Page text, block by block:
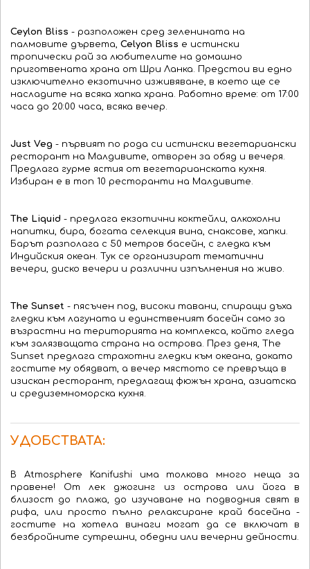
Ceylon Bliss - разположен сред зеленината на
палмовите дървета, Celyon Bliss е истински
тропически рай за любителите на домашно
приготвената храна от Шри Ланка. Предстои ви едно
изключително екзотично изживяване, в което ще се
насладите на всяка хапка храна. Работно време: от 17:00
часа до 20:00 часа, всяка вечер.
Just Veg - първият по рода си истински вегетариански
ресторант на Малдивите, отворен за обяд и вечеря.
Предлага гурме ястия от вегетарианската кухня.
Избиран е в топ 10 ресторанти на Малдивите.
The Liquid - предлага екзотични коктейли, алкохолни
напитки, бира, богата селекция вина, снаксове, хапки.
Барът разполага с 50 метров басейн, с гледка към
Индийския океан. Тук се организират тематични
вечери, диско вечери и различни изпълнения на живо.
The Sunset - пясъчен под, високи тавани, спиращи дъха
гледки към лагуната и единственият басейн само за
възрастни на територията на комплекса, който гледа
към залязващата страна на острова. През деня, The
Sunset предлага страхотни гледки към океана, докато
гостите му обядват, а вечер мястото се превръща в
изискан ресторант, предлагащ фюжън храна, азиатска
и средиземноморска кухня.
УДОБСТВАТА:
В Atmosphere Kanifushi има толкова много неща за
правене! От лек джогинг из острова или йога в
близост до плажа, до изучаване на подводния свят в
рифа, или просто пълно релаксиране край басейна -
гостите на хотела винаги могат да се включат в
безбройните сутрешни, обедни или вечерни дейности.